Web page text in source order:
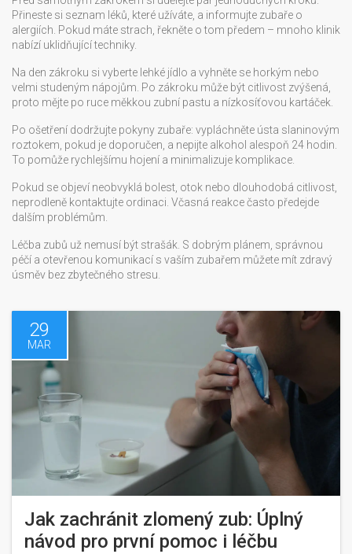
Přineste si seznam léků, které užíváte, a informujte zubaře o
alergiích. Pokud máte strach, řekněte o tom předem – mnoho klinik
nabízí uklidňující techniky.
Na den zákroku si vyberte lehké jídlo a vyhněte se horkým nebo
velmi studeným nápojům. Po zákroku může být citlivost zvýšená,
proto mějte po ruce měkkou zubní pastu a nízkosíťovou kartáček.
Po ošetření dodržujte pokyny zubaře: vypláchněte ústa slaninovým
roztokem, pokud je doporučen, a nepijte alkohol alespoň 24 hodin.
To pomůže rychlejšímu hojení a minimalizuje komplikace.
Pokud se objeví neobvyklá bolest, otok nebo dlouhodobá citlivost,
neprodleně kontaktujte ordinaci. Včasná reakce často předejde
dalším problémům.
Léčba zubů už nemusí být strašák. S dobrým plánem, správnou
péčí a otevřenou komunikací s vaším zubařem můžete mít zdravý
úsměv bez zbytečného stresu.
29
MAR
Jak zachránit zlomený zub: Úplný
návod pro první pomoc i léčbu